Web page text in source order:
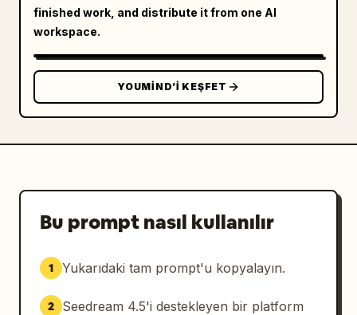
finished work, and distribute it from one AI
workspace.
YOUMIND’I KEŞFET
Bu prompt nasıl kullanılır
1 Yukarıdaki tam prompt'u kopyalayın.
2
Seedream 4.5'i destekleyen bir platform